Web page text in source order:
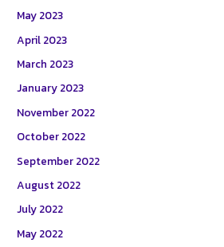
May 2023
April 2023
March 2023
January 2023
November 2022
October 2022
September 2022
August 2022
July 2022
May 2022